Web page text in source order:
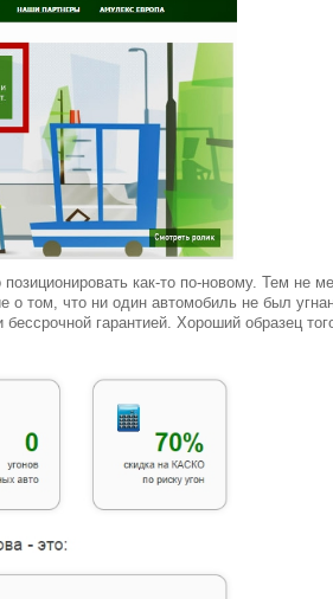
как-то по-новому. Тем не
о том, что ни один автомобиль не был
гарантией. Хороший образец